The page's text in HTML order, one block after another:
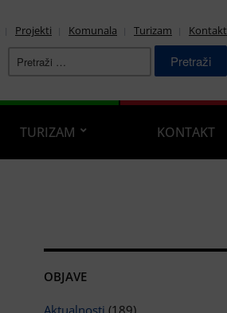
Projekti Komunala Turizam Kontakt
Pretraži:
TURIZAM KONTAKT
OBJAVE